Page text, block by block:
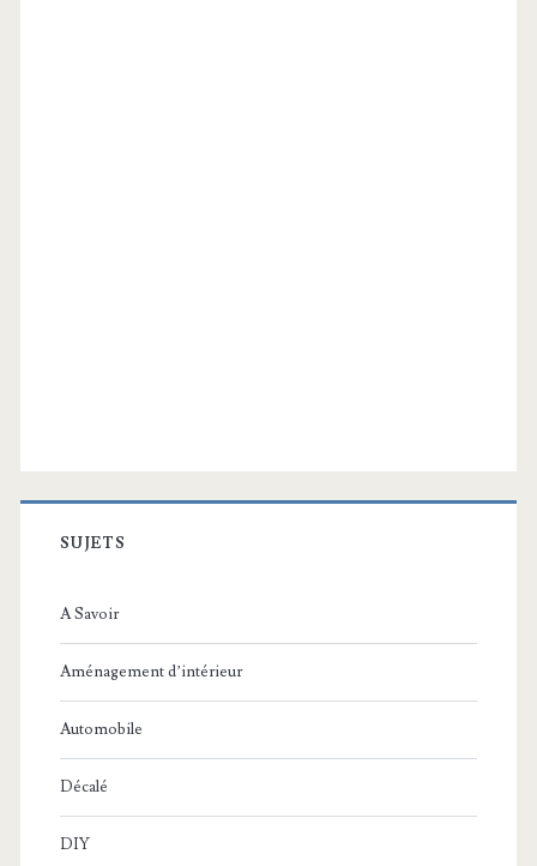
SUJETS
A Savoir
Aménagement d’intérieur
Automobile
Décalé
DIY